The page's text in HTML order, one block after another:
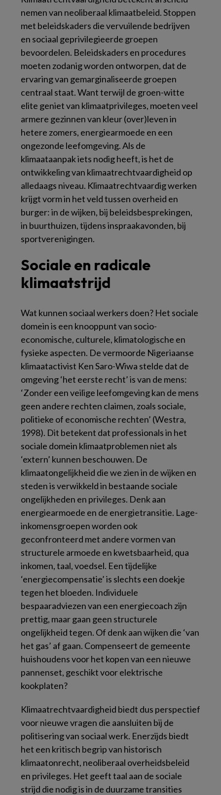
nemen van neoliberaal klimaatbeleid. Stoppen
met beleidskaders die vervuilende bedrijven
en sociaal geprivilegieerde groepen
bevoordelen. Beleidskaders en procedures
moeten zodanig worden ontworpen, dat de
ervaring van gemarginaliseerde groepen
centraal staat. Want terwijl de groen-witte
elite geniet van klimaatprivileges, moeten veel
armere gezinnen van kleur (over)leven in
hetere zomers, energiearmoede en een
ongezonde leefomgeving. Als de
klimaataanpak iets nodig heeft, is het de
ontwikkeling van klimaatrechtvaardigheid op
alledaags niveau. Klimaatrechtvaardig werken
krijgt vorm in het veld tussen overheid en
burger: in de wijken, bij beleidsbesprekingen,
in buurthuizen, tijdens inspraakavonden, bij
sportverenigingen.
Sociale en radicale
klimaatstrijd
Wat kunnen sociaal werkers doen? Het sociale
domein is een knooppunt van socio-
economische, culturele, klimatologische en
fysieke aspecten. De vermoorde Nigeriaanse
klimaatactivist Ken Saro-Wiwa stelde dat de
omgeving ‘het eerste recht’ is van de mens:
‘Zonder een veilige leefomgeving kan de mens
geen andere rechten claimen, zoals sociale,
politieke of economische rechten’ (Westra,
1998). Dit betekent dat professionals in het
sociale domein klimaatproblemen niet als
‘extern’ kunnen beschouwen. De
klimaatongelijkheid die we zien in de wijken en
steden is verwikkeld in bestaande sociale
ongelijkheden en privileges. Denk aan
energiearmoede en de energietransitie. Lage-
inkomensgroepen worden ook
geconfronteerd met andere vormen van
structurele armoede en kwetsbaarheid, qua
inkomen, taal, voedsel. Een tijdelijke
‘energiecompensatie’ is slechts een doekje
tegen het bloeden. Individuele
bespaaradviezen van een energiecoach zijn
prettig, maar gaan geen structurele
ongelijkheid tegen. Of denk aan wijken die ‘van
het gas’ af gaan. Compenseert de gemeente
huishoudens voor het kopen van een nieuwe
pannenset, geschikt voor elektrische
kookplaten?
Klimaatrechtvaardigheid biedt dus perspectief
voor nieuwe vragen die aansluiten bij de
politisering van sociaal werk. Enerzijds biedt
het een kritisch begrip van historisch
klimaatonrecht, neoliberaal overheidsbeleid
en privileges. Het geeft taal aan de sociale
strijd die nodig is in de duurzame transities